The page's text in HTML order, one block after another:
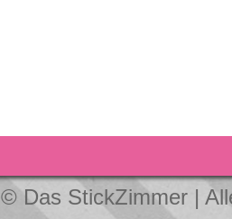
© Das StickZimmer |